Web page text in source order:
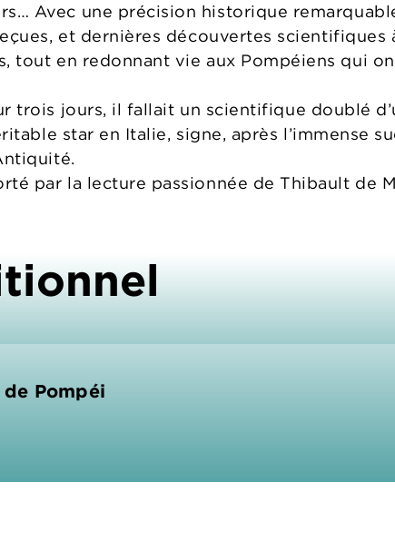
Avec une précision historique
et dernières découvertes scientifiques
tout en redonnant vie aux Pompéiens qui
trois jours, il fallait un scientifique doublé
star en Italie, signe, après l’immense
par la lecture passionnée de Thibault de
Pompéi